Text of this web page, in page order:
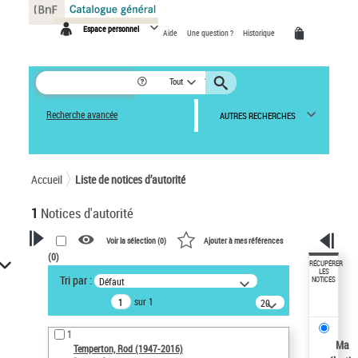
Espace personnel Aide Une question ? Historique
Tout
Recherche avancée AUTRES RECHERCHES
Accueil Liste de notices d’autorité
1 Notices d'autorité
VOTRE RECHERCHE
Recherche avancée dans les
notices d’autorité
Œuvres liées à l'auteur :
Temperton, Rod (1947-2016)
Voir la sélection (0) Ajouter à mes références
(0)
Tri par : Défaut
sur 1
20
résultats/page
1
Temperton, Rod (1947-2016)
RÉCUPÉRER
LES
NOTICES
Ma
Panneau de gestion des cookies